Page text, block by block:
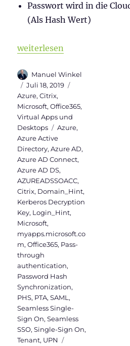
Passwort wird in die
(Als Hash Wert)
„Aktivierung von Azure AD
weiterlesen
Autor
Manuel Winkel
Veröffentlicht
am
Juli 18, 2019
Azure,Citrix,
Microsoft,Office365,
Virtual Apps und
Desktops
Schlagwörter
Azure,
Azure Active
Directory,Azure AD,
Azure AD Connect,
Azure AD DS,
AZUREADSSOACC,
Citrix, Domain_Hint,
Kerberos Decryption
Key, Login_Hint,
Microsoft,
myapps.microsoft.co
m,Office365, Pass-
through
authentication,
Password Hash
Synchronization,
PHS, PTA,SAML,
Seamless Single-
Sign On,Seamless
SSO,Single-Sign On,
Tenant, UPN